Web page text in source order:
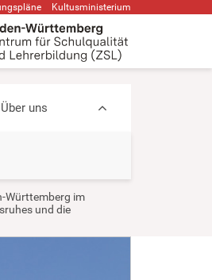
Kultusministerium
Über uns
Württemberg im
und die